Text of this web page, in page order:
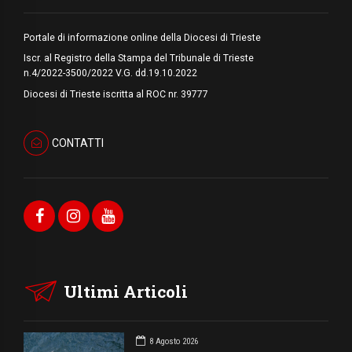
Portale di informazione online della Diocesi di Trieste
Iscr. al Registro della Stampa del Tribunale di Trieste
n.4/2022-3500/2022 V.G. dd.19.10.2022
Diocesi di Trieste iscritta al ROC nr. 39777
CONTATTI
Ultimi Articoli
8 Agosto 2026